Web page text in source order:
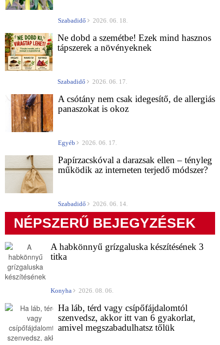
Szabadidő 2026. 06. 18.
Ne dobd a szemétbe! Ezek mind hasznos
tápszerek a növényeknek
Szabadidő 2026. 06. 17.
A csótány nem csak idegesítő, de allergiás
panaszokat is okoz
Egyéb 2026. 06. 17.
Papírzacskóval a darazsak ellen – tényleg
működik az interneten terjedő módszer?
Szabadidő 2026. 06. 14.
NÉPSZERŰ BEJEGYZÉSEK
A habkönnyű grízgaluska készítésének 3
titka
Konyha 2026. 08. 06.
Ha láb, térd vagy csípőfájdalomtól
szenvedsz, akkor itt van 6 gyakorlat,
amivel megszabadulhatsz tőlük